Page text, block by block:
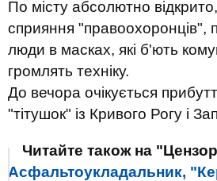
По місту абсолютно
сприяння "правоохоронців",
люди в масках, які б'ють
громлять техніку.
До вечора очікується
"тітушок" із Кривого Рогу і
Читайте також на
Асфальтоукладальник,